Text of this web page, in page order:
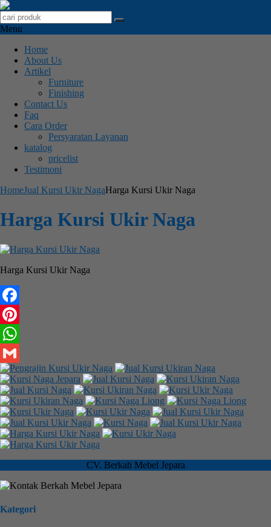
Menu
Home
About Us
Artikel
Furniture
Finishing
Contact Us
Faq
Cara Order
Persyaratan Layanan
katalog
pricelist
Testimoni
HomeJual Kursi Ukir NagaHarga Kursi Ukir Naga
Harga Kursi Ukir Naga
Harga Kursi Ukir Naga
Facebook
Pinterest
WhatsApp
Gmail
CV. Berkah Mebel Jepara
Kategori